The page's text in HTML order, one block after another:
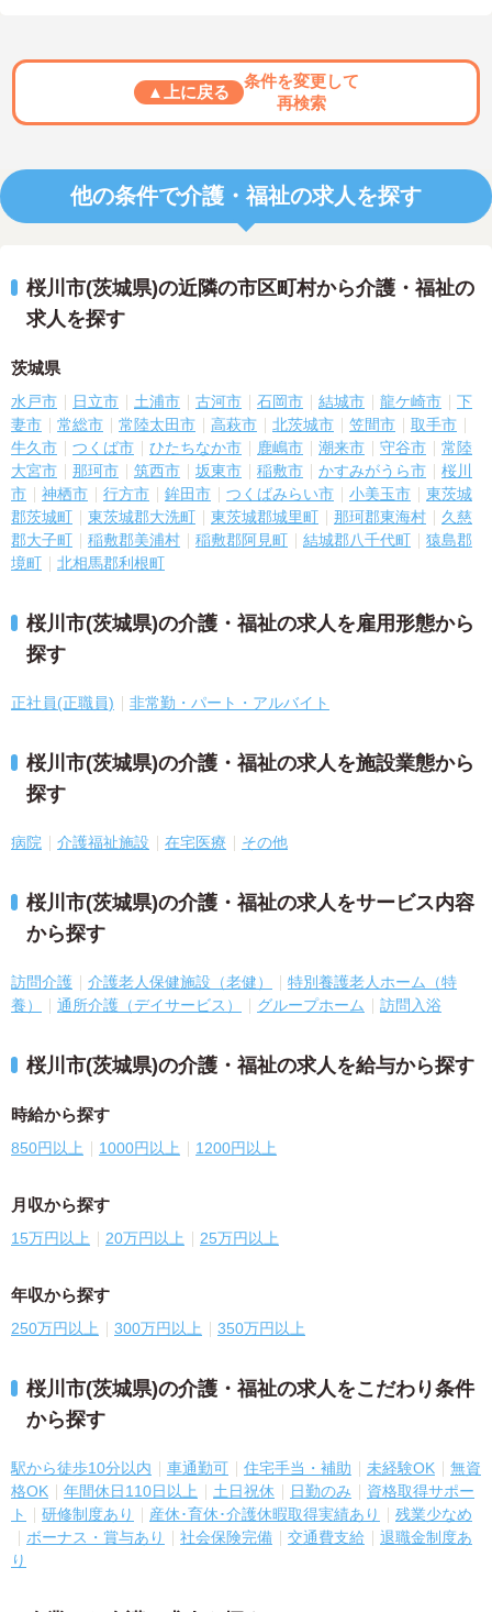
▲上に戻る
条件を変更して
再検索
他の条件で介護・福祉の求人を探す
桜川市(茨城県)の近隣の市区町村から介護・福祉の
求人を探す
茨城県
水戸市 日立市 土浦市 古河市 石岡市 結城市 龍ケ崎市
下
妻市
常総市 常陸太田市 高萩市 北茨城市 笠間市
取手市
牛久市
つくば市 ひたちなか市 鹿嶋市 潮来市 守谷市
常陸
大宮市
那珂市 筑西市 坂東市 稲敷市 かすみがうら市
桜川
市
神栖市 行方市 鉾田市 つくばみらい市 小美玉市
東茨城
郡茨城町
東茨城郡大洗町 東茨城郡城里町 那珂郡東海村
久慈
郡大子町
稲敷郡美浦村 稲敷郡阿見町 結城郡八千代町
猿島郡
境町
北相馬郡利根町
桜川市(茨城県)の介護・福祉の求人を雇用形態から
探す
正社員(正職員) 非常勤・パート・アルバイト
桜川市(茨城県)の介護・福祉の求人を施設業態から
探す
病院 介護福祉施設 在宅医療 その他
桜川市(茨城県)の介護・福祉の求人をサービス内容
から探す
訪問介護 介護老人保健施設（老健）
特別養護老人ホーム（特
養）
通所介護（デイサービス） グループホーム 訪問入浴
桜川市(茨城県)の介護・福祉の求人を給与から探す
時給から探す
850円以上 1000円以上 1200円以上
月収から探す
15万円以上 20万円以上 25万円以上
年収から探す
250万円以上 300万円以上 350万円以上
桜川市(茨城県)の介護・福祉の求人をこだわり条件
から探す
駅から徒歩10分以内 車通勤可 住宅手当・補助 未経験OK
無資
格OK
年間休日110日以上 土日祝休 日勤のみ
資格取得サポー
ト
研修制度あり 産休･育休･介護休暇取得実績あり
残業少なめ
ボーナス・賞与あり
社会保険完備 交通費支給
退職金制度あ
り